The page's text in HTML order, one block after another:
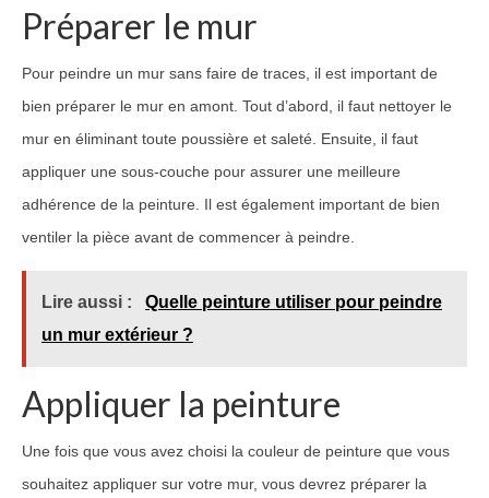
Préparer le mur
Pour peindre un mur sans faire de traces, il est important de
bien préparer le mur en amont. Tout d’abord, il faut nettoyer le
mur en éliminant toute poussière et saleté. Ensuite, il faut
appliquer une sous-couche pour assurer une meilleure
adhérence de la peinture. Il est également important de bien
ventiler la pièce avant de commencer à peindre.
Lire aussi :
Quelle peinture utiliser pour peindre
un mur extérieur ?
Appliquer la peinture
Une fois que vous avez choisi la couleur de peinture que vous
souhaitez appliquer sur votre mur, vous devrez préparer la